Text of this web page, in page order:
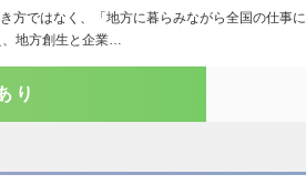
方ではなく、「地方に暮らみながら全国の仕事に
、地方創生と企業…
り